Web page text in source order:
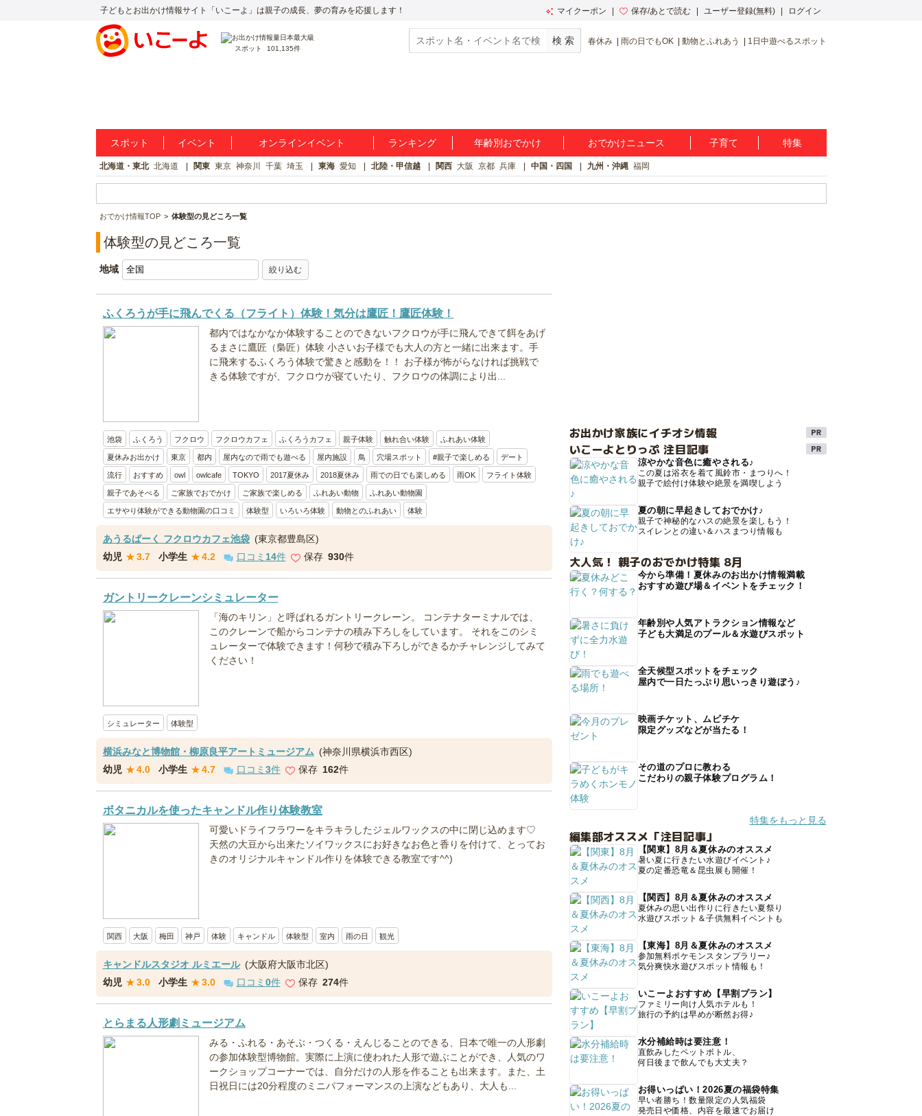
子どもとお出かけ情報サイト「いこーよ」は親子の成長、夢の育みを応援します！ マイクーポン 保存/あとで読む ユーザー登録(無料) ログイン
スポット 101,135件
春休み 雨の日でもOK 動物とふれあう 1日中遊べるスポット
スポット イベント オンラインイベント ランキング 年齢別おでかけ おでかけニュース 子育て 特集
北海道・東北 北海道 関東 東京 神奈川 千葉 埼玉 東海 愛知 北陸・甲信越 関西 大阪 京都 兵庫 中国・四国 九州・沖縄 福岡
おでかけ情報TOP 体験型の見どころ一覧
体験型の見どころ一覧
地域
ふくろうが手に飛んでくる（フライト）体験！気分は鷹匠！鷹匠体験！
都内ではなかなか体験することのできないフクロウが手に飛んできて餌をあげ
るまさに鷹匠（梟匠）体験 小さいお子様でも大人の方と一緒に出来ます。手
に飛来するふくろう体験で驚きと感動を！！ お子様が怖がらなければ挑戦で
きる体験ですが、フクロウが寝ていたり、フクロウの体調により出...
池袋 ふくろう フクロウ フクロウカフェ ふくろうカフェ 親子体験 触れ合い体験 ふれあい体験
夏休みお出かけ 東京 都内 屋内なので雨でも遊べる 屋内施設 鳥 穴場スポット #親子で楽しめる デート
流行 おすすめ owl owlcafe TOKYO 2017夏休み 2018夏休み 雨での日でも楽しめる 雨OK フライト体験
親子であそべる ご家族でおでかけ ご家族で楽しめる ふれあい動物 ふれあい動物園
エサやり体験ができる動物園の口コミ 体験型 いろいろ体験 動物とのふれあい 体験
あうるぱーく フクロウカフェ池袋 (東京都豊島区)
幼児 ★3.7 小学生 ★4.2 口コミ 14件 保存 930件
ガントリークレーンシミュレーター
「海のキリン」と呼ばれるガントリークレーン。 コンテナターミナルでは、
このクレーンで船からコンテナの積み下ろしをしています。 それをこのシミ
ュレーターで体験できます！何秒で積み下ろしができるかチャレンジしてみて
ください！
シミュレーター 体験型
横浜みなと博物館・柳原良平アートミュージアム (神奈川県横浜市西区)
幼児 ★4.0 小学生 ★4.7 口コミ 3件 保存 162件
ボタニカルを使ったキャンドル作り体験教室
可愛いドライフラワーをキラキラしたジェルワックスの中に閉じ込めます♡
天然の大豆から出来たソイワックスにお好きなお色と香りを付けて、とってお
きのオリジナルキャンドル作りを体験できる教室です^^)
関西 大阪 梅田 神戸 体験 キャンドル 体験型 室内 雨の日 観光
キャンドルスタジオ ルミエール (大阪府大阪市北区)
幼児 ★3.0 小学生 ★3.0 口コミ 0件 保存 274件
とらまる人形劇ミュージアム
みる・ふれる・あそぶ・つくる・えんじることのできる、日本で唯一の人形劇
の参加体験型博物館。実際に上演に使われた人形で遊ぶことができ、人気のワ
ークショップコーナーでは、自分だけの人形を作ることも出来ます。また、土
日祝日には20分程度のミニパフォーマンスの上演などもあり、大人も...
お出かけ家族にイチオシ情報
いこーよとりっぷ 注目記事
涼やかな音色に癒やされる♪
この夏は浴衣を着て風鈴市・まつりへ！
親子で絵付け体験や絶景を満喫しよう
夏の朝に早起きしておでかけ♪
親子で神秘的なハスの絶景を楽しもう！
スイレンとの違い＆ハスまつり情報も
大人気！ 親子のおでかけ特集 8月
今から準備！夏休みのお出かけ情報満載
おすすめ遊び場＆イベントをチェック！
年齢別や人気アトラクション情報など
子ども大満足のプール＆水遊びスポット
全天候型スポットをチェック
屋内で一日たっぷり思いっきり遊ぼう♪
映画チケット、ムビチケ
限定グッズなどが当たる！
その道のプロに教わる
こだわりの親子体験プログラム！
特集をもっと見る
編集部オススメ「注目記事」
【関東】8月＆夏休みのオススメ
暑い夏に行きたい水遊びイベント♪
夏の定番恐竜＆昆虫展も開催！
【関西】8月＆夏休みのオススメ
夏休みの思い出作りに行きたい夏祭り
水遊びスポット＆子供無料イベントも
【東海】8月＆夏休みのオススメ
参加無料ポケモンスタンプラリー♪
気分爽快水遊びスポット情報も！
いこーよおすすめ【早割プラン】
ファミリー向け人気ホテルも！
旅行の予約は早めが断然お得♪
水分補給時は要注意！
直飲みしたペットボトル、
何日後まで飲んでも大丈夫？
お得いっぱい！2026夏の福袋特集
早い者勝ち！数量限定の人気福袋
発売日や価格、内容を最速でお届け